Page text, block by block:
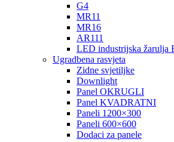
G4
MR11
MR16
AR111
LED industrijska žarulja
Ugradbena rasvjeta
Zidne svjetiljke
Downlight
Panel OKRUGLI
Panel KVADRATNI
Paneli 1200×300
Paneli 600×600
Dodaci za panele